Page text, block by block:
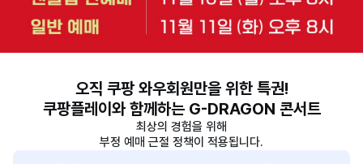
오직 쿠팡 와우회원만을 위한 특권!
쿠팡플레이와 함께하는 G-DRAGON 콘서트
최상의 경험을 위해
부정 예매 근절 정책이 적용됩니다.